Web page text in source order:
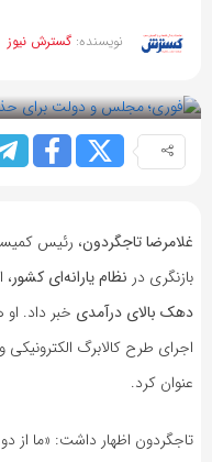
نویسنده: گسترش نیوز
غلامرضا تاجگردون، رئیس
بازنگری در نظام یارانه‌ای کشور
دهک بالای درآمدی خبر داد.
اجرای طرح کالابرگ
عنوان کرد.
تاجگردون اظهار داشت: «ما